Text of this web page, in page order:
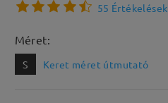
55 Értékelések
Méret:
S Keret méret útmutató